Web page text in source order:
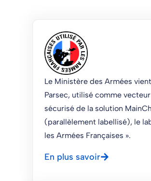
Le Ministère des Armées
Parsec, utilisé comme
sécurisé de la solution
(parallèlement labellisé), le
les Armées Françaises ».
En plus savoir